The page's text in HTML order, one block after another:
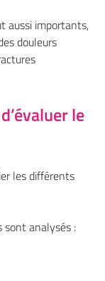
aussi importants,
douleurs
le
les différents
sont analysés :